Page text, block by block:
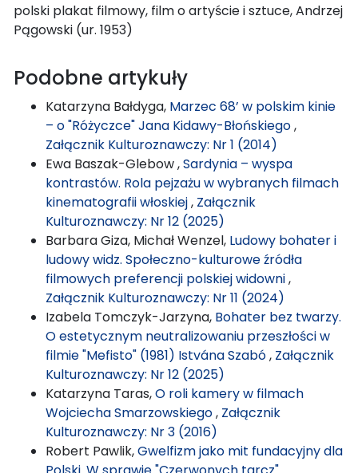
polski plakat filmowy, film o artyście i sztuce, Andrzej
Pągowski (ur. 1953)
Podobne artykuły
Katarzyna Bałdyga, Marzec 68’ w polskim kinie
– o "Różyczce" Jana Kidawy-Błońskiego,
Załącznik Kulturoznawczy: Nr 1 (2014)
Ewa Baszak-Glebow ,Sardynia – wyspa
kontrastów. Rola pejzażu w wybranych filmach
kinematografii włoskiej, Załącznik
Kulturoznawczy: Nr 12 (2025)
Barbara Giza, Michał Wenzel, Ludowy bohater i
ludowy widz. Społeczno-kulturowe źródła
filmowych preferencji polskiej widowni,
Załącznik Kulturoznawczy: Nr 11 (2024)
Izabela Tomczyk-Jarzyna, Bohater bez twarzy.
O estetycznym neutralizowaniu przeszłości w
filmie "Mefisto" (1981) Istvána Szabó, Załącznik
Kulturoznawczy: Nr 12 (2025)
Katarzyna Taras,O roli kamery w filmach
Wojciecha Smarzowskiego, Załącznik
Kulturoznawczy: Nr 3 (2016)
Robert Pawlik,Gwelfizm jako mit fundacyjny dla